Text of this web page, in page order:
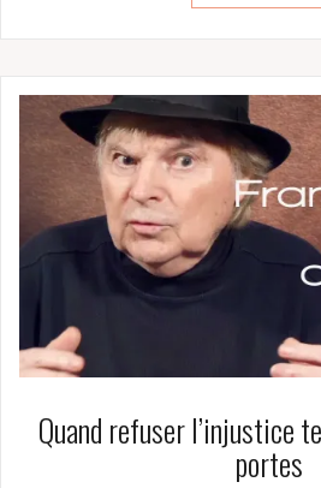
Quand refuser l’injustice
portes